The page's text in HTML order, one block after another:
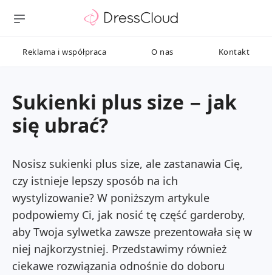
Reklama i współpraca O nas Kontakt
Sukienki plus size − jak
się ubrać?
Nosisz sukienki plus size, ale zastanawia Cię,
czy istnieje lepszy sposób na ich
wystylizowanie? W poniższym artykule
podpowiemy Ci, jak nosić tę część garderoby,
aby Twoja sylwetka zawsze prezentowała się w
niej najkorzystniej. Przedstawimy również
ciekawe rozwiązania odnośnie do doboru